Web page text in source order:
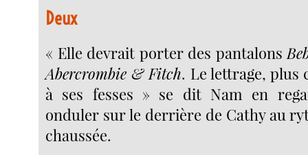
Deux
« Elle devrait porter des pantalons
Abercrombie & Fitch. Le lettrage, plus
à ses fesses » se dit Nam en
onduler sur le derrière de Cathy au
chaussée.